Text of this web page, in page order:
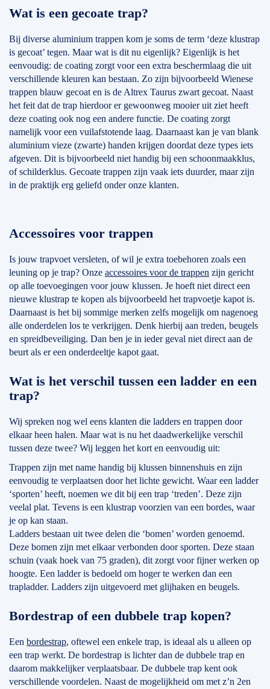
Wat is een gecoate trap?
Bij diverse aluminium trappen kom je soms de term ‘deze klustrap
is gecoat’ tegen. Maar wat is dit nu eigenlijk? Eigenlijk is het
eenvoudig: de coating zorgt voor een extra beschermlaag die uit
verschillende kleuren kan bestaan. Zo zijn bijvoorbeeld Wienese
trappen blauw gecoat en is de Altrex Taurus zwart gecoat. Naast
het feit dat de trap hierdoor er gewoonweg mooier uit ziet heeft
deze coating ook nog een andere functie. De coating zorgt
namelijk voor een vuilafstotende laag. Daarnaast kan je van blank
aluminium vieze (zwarte) handen krijgen doordat deze types iets
afgeven. Dit is bijvoorbeeld niet handig bij een schoonmaakklus,
of schilderklus. Gecoate trappen zijn vaak iets duurder, maar zijn
in de praktijk erg geliefd onder onze klanten.
Accessoires voor trappen
Is jouw trapvoet versleten, of wil je extra toebehoren zoals een
leuning op je trap? Onze accessoires voor de trappen zijn gericht
op alle toevoegingen voor jouw klussen. Je hoeft niet direct een
nieuwe klustrap te kopen als bijvoorbeeld het trapvoetje kapot is.
Daarnaast is het bij sommige merken zelfs mogelijk om nagenoeg
alle onderdelen los te verkrijgen. Denk hierbij aan treden, beugels
en spreidbeveiliging. Dan ben je in ieder geval niet direct aan de
beurt als er een onderdeeltje kapot gaat.
Wat is het verschil tussen een ladder en een
trap?
Wij spreken nog wel eens klanten die ladders en trappen door
elkaar heen halen. Maar wat is nu het daadwerkelijke verschil
tussen deze twee? Wij leggen het kort en eenvoudig uit:
Trappen zijn met name handig bij klussen binnenshuis en zijn
eenvoudig te verplaatsen door het lichte gewicht. Waar een ladder
‘sporten’ heeft, noemen we dit bij een trap ‘treden’. Deze zijn
veelal plat. Tevens is een klustrap voorzien van een bordes, waar
je op kan staan.
Ladders bestaan uit twee delen die ‘bomen’ worden genoemd.
Deze bomen zijn met elkaar verbonden door sporten. Deze staan
schuin (vaak hoek van 75 graden), dit zorgt voor fijner werken op
hoogte. Een ladder is bedoeld om hoger te werken dan een
trapladder. Ladders zijn uitgevoerd met glijhaken en beugels.
Bordestrap of een dubbele trap kopen?
Een bordestrap, oftewel een enkele trap, is ideaal als u alleen op
een trap werkt. De bordestrap is lichter dan de dubbele trap en
daarom makkelijker verplaatsbaar. De dubbele trap kent ook
verschillende voordelen. Naast de mogelijkheid om met z’n 2en